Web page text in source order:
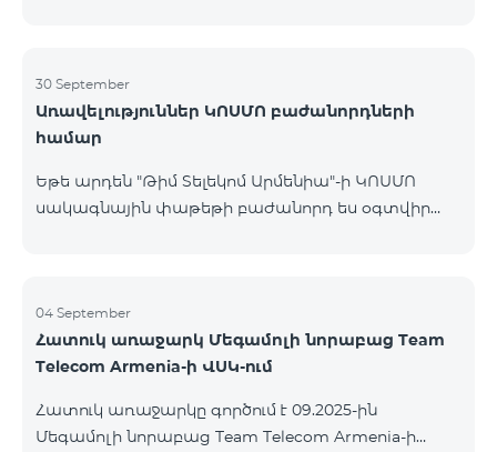
բաժանորդագրությամբ և ստացեք
հնարավորություն ձեռք բերել AQARA Խելացի Տան
համակարգերը ընդամենը 2 դրամով․ AQARA
Ղեկավարման Սարք M100 (Hub M100) Միանալու
համար պարզապես պետք է անձնագրով
30 September
Առավելություններ ԿՈՍՄՈ բաժանորդների
համար
Եթե արդեն "Թիմ Տելեկոմ Արմենիա"-ի ԿՈՍՄՈ
սակագնային փաթեթի բաժանորդ ես օգտվիր
մեկ հպումով ու անսպառ ինտերնետով Smart
Place-ի Aqara սարքավորումներով։ ԿՈՍՄՈ
ծառայությունների փաթեթների գործող բոլոր
բերելու Aqara ապրանքանիշի խելացի
սարքավորումները հատուկ պայմաններով։
04 September
Հատուկ առաջարկ Մեգամոլի նորաբաց Team
Telecom Armenia-ի ՎՍԿ-ում
Հատուկ առաջարկը գործում է 09.2025-ին
Մեգամոլի նորաբաց Team Telecom Armenia-ի